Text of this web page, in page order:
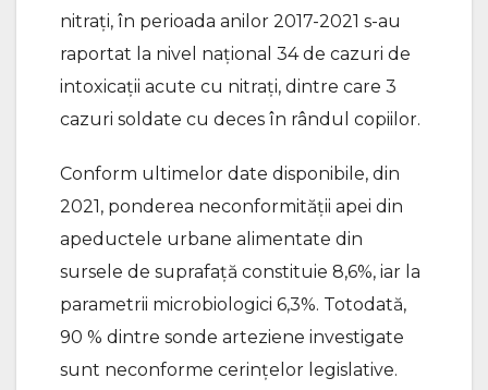
nitrați, în perioada anilor 2017-2021 s-au
raportat la nivel național 34 de cazuri de
intoxicații acute cu nitrați, dintre care 3
cazuri soldate cu deces în rândul copiilor.
Conform ultimelor date disponibile, din
2021, ponderea neconformității apei din
apeductele urbane alimentate din
sursele de suprafață constituie 8,6%, iar la
parametrii microbiologici 6,3%. Totodată,
90 % dintre sonde arteziene investigate
sunt neconforme cerințelor legislative.